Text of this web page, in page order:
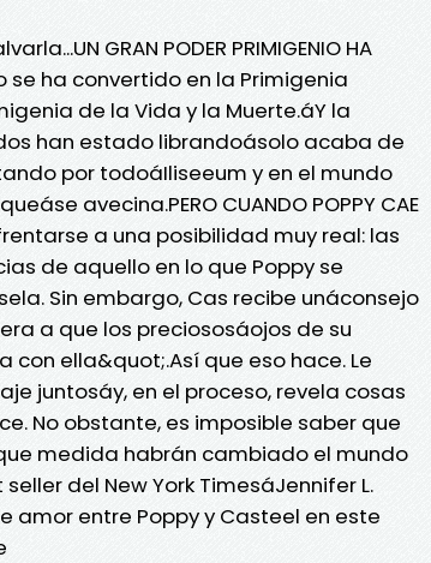
GRAN PODER PRIMIGENIO HA
se ha convertido en la Primigenia
de la Vida y la Muerte.áY la
han estado librandoásolo acaba de
por todoáIliseeum y en el mundo
avecina.PERO CUANDO POPPY CAE
a una posibilidad muy real: las
de aquello en lo que Poppy se
Sin embargo, Cas recibe unáconsejo
a que los preciososáojos de su
ella&quot;.Así que eso hace. Le
juntosáy, en el proceso, revela cosas
No obstante, es imposible saber que
medida habrán cambiado el mundo
del New York TimesáJennifer L.
amor entre Poppy y Casteel en este